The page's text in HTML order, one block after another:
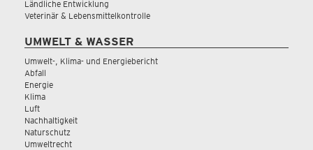
Ländliche Entwicklung
Veterinär & Lebensmittelkontrolle
UMWELT & WASSER
Umwelt-, Klima- und Energiebericht
Abfall
Energie
Klima
Luft
Nachhaltigkeit
Naturschutz
Umweltrecht